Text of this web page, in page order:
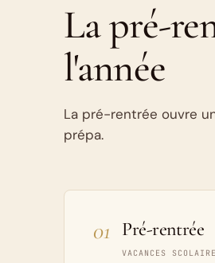
La pré-
l'année
La pré-rentrée ouvre
prépa.
01 Pré-rentrée
VACANCES